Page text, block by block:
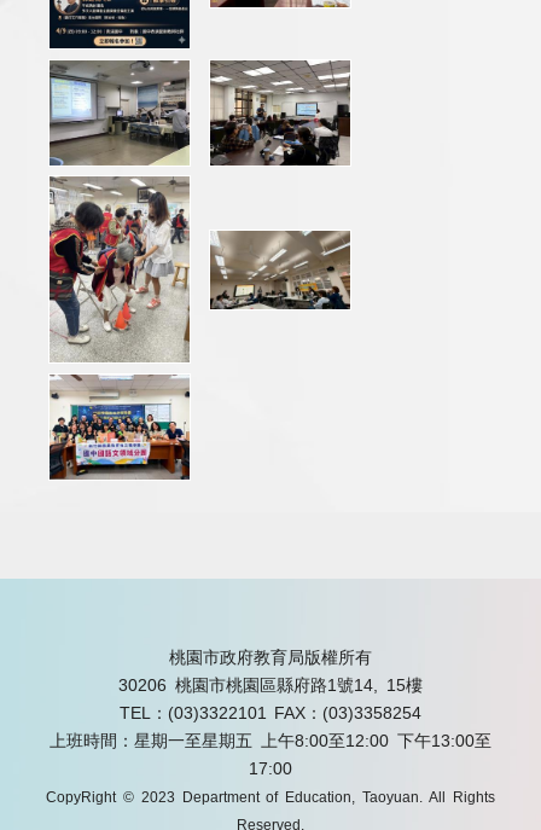
桃園市政府教育局版權所有
30206 桃園市桃園區縣府路1號14, 15樓
TEL：(03)3322101
FAX：(03)3358254
上班時間：星期一至星期五 上午8:00至12:00 下午13:00至
17:00
CopyRight © 2023 Department of Education, Taoyuan. All Rights
Reserved.